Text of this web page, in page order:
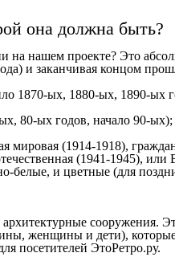
она должна быть?
на нашем проекте? Это
и заканчивая концом
1870-ых, 1880-ых, 1890-ых
80-ых годов, начало 90-ых);
(1914-1918),
(1941-1945),
белые, и цветные (для
сооружения.
женщины и дети),
посетителей ЭтоРетро.ру.